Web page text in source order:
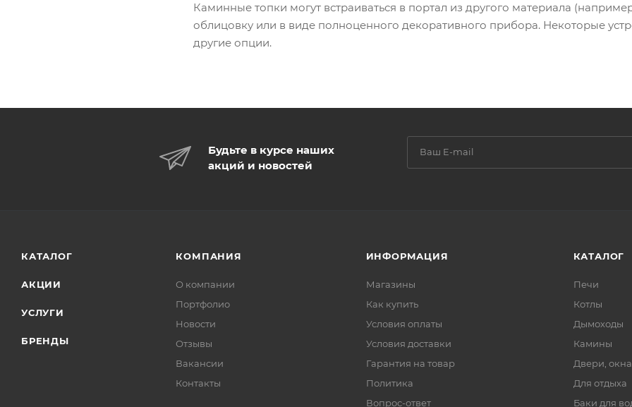
Каминные топки могут встраиваться в портал из другого материала
облицовку или в виде полноценного декоративного прибора. Некоторые
другие опции.
Будьте в курсе наших
акций и новостей
КАТАЛОГ
АКЦИИ
УСЛУГИ
БРЕНДЫ
КОМПАНИЯ
О компании
Портфолио
Новости
Отзывы
Вакансии
Контакты
ИНФОРМАЦИЯ
Магазины
Как купить
Условия оплаты
Условия доставки
Гарантия на товар
Политика
Вопрос-ответ
КАТАЛОГ
Печи
Котлы
Дымоходы
Камины
Двери,
Для отдыха
Баки для